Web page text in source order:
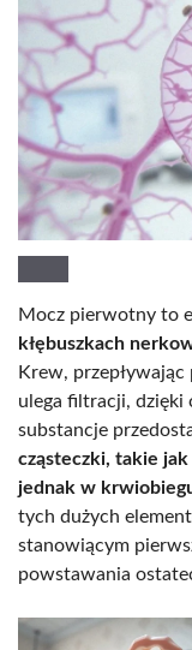
Mocz pierwotny to
kłębuszkach
Krew,
ulega filtracji, dzięki
substancje
cząsteczki, takie
jednak w
tych dużych
stanowiącym
powstawania